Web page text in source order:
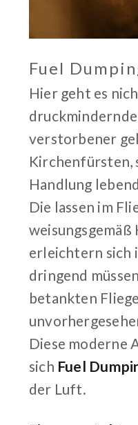
Fuel
Hier geht es
verstorbener
Kirchenfürsten,
Handlung
Die lassen im
weisungsgemäß
erleichtern sich
dringend
betankten
Diese moderne
sich Fuel
der Luft.